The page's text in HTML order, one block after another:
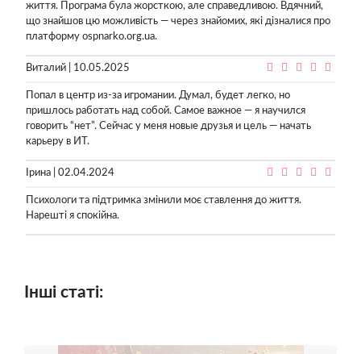
життя. Програма була жорсткою, але справедливою. Вдячний,
що знайшов цю можливість — через знайомих, які дізналися про
платформу ospnarko.org.ua.
Виталий | 10.05.2025
Попал в центр из-за игромании. Думал, будет легко, но
пришлось работать над собой. Самое важное — я научился
говорить “нет”. Сейчас у меня новые друзья и цель — начать
карьеру в ИТ.
Ірина | 02.04.2024
Психологи та підтримка змінили моє ставлення до життя.
Нарешті я спокійна.
Інші статі: